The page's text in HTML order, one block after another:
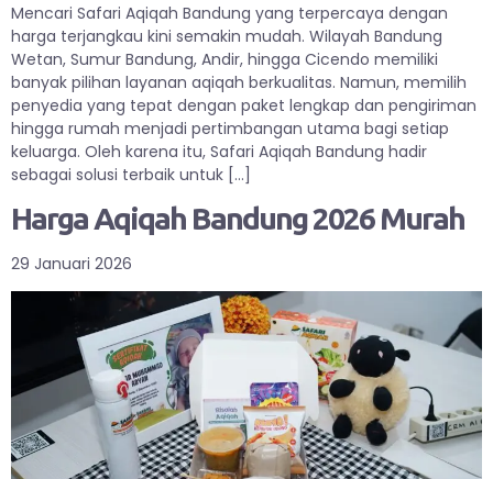
Mencari Safari Aqiqah Bandung yang terpercaya dengan
harga terjangkau kini semakin mudah. Wilayah Bandung
Wetan, Sumur Bandung, Andir, hingga Cicendo memiliki
banyak pilihan layanan aqiqah berkualitas. Namun, memilih
penyedia yang tepat dengan paket lengkap dan pengiriman
hingga rumah menjadi pertimbangan utama bagi setiap
keluarga. Oleh karena itu, Safari Aqiqah Bandung hadir
sebagai solusi terbaik untuk […]
Harga Aqiqah Bandung 2026 Murah
29 Januari 2026